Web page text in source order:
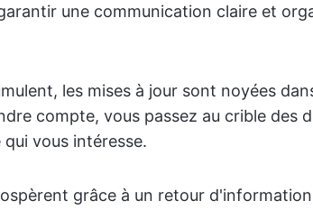
une communication claire et
les mises à jour sont noyées
compte, vous passez au crible des
vous intéresse.
grâce à un retour